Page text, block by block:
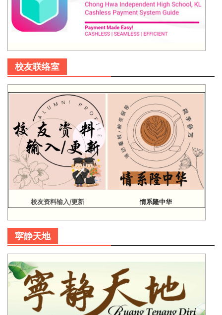
校友联络室
校友资料输入/更新 情系隆中华
寜静天地